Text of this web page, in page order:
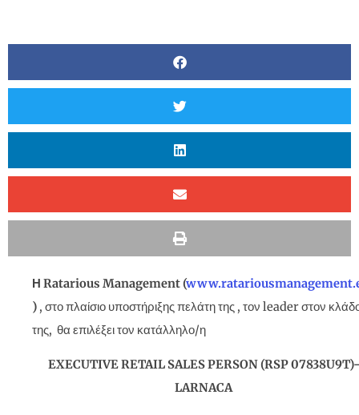
Η Ratarious Management(
) , στο πλαίσιο υποστήριξης πελάτη της , τον leader στον
της, θα επιλέξει τον κατάλληλο/η
EXECUTIVE RETAIL SALES PERSON (RSP 07838U9T)-
LARNACA